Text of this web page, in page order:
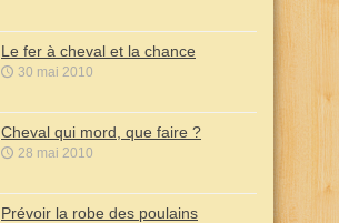
Le fer à cheval et la chance
30 mai 2010
Cheval qui mord, que faire ?
28 mai 2010
Prévoir la robe des poulains